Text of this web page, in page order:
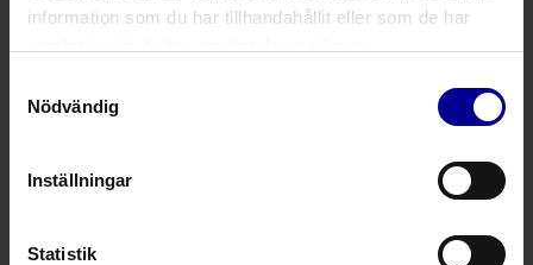
information som du har tillhandahållit eller som de har
Nödvändig
Inställningar
Statistik